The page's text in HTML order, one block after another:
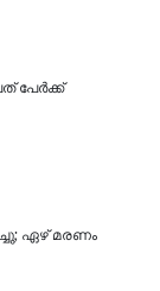
പേർക്ക്
ഏഴ് മരണം